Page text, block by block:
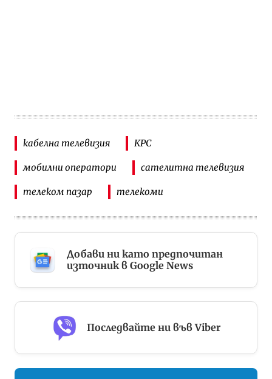
кабелна телевизия КРС
мобилни оператори сателитна телевизия
телеком пазар телекоми
Добави ни като предпочитан
източник в Google News
Последвайте ни във Viber